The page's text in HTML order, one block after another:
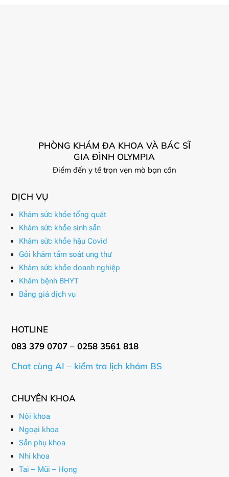
PHÒNG KHÁM ĐA KHOA VÀ BÁC SĨ
GIA ĐÌNH OLYMPIA
Điểm đến y tế trọn vẹn mà bạn cần
DỊCH VỤ
Khám sức khỏe tổng quát
Khám sức khỏe sinh sản
Khám sức khỏe hậu Covid
Gói khám tầm soát ung thư
Khám sức khỏe doanh nghiệp
Khám bệnh BHYT
Bảng giá dịch vụ
HOTLINE
083 379 0707 – 0258 3561 818
Chat cùng AI – kiểm tra lịch khám BS
CHUYÊN KHOA
Nội khoa
Ngoại khoa
Sản phụ khoa
Nhi khoa
Tai – Mũi – Họng